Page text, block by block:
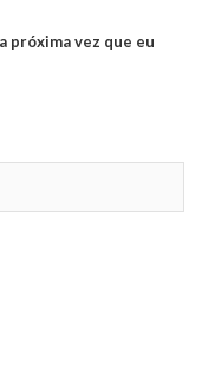
próxima vez que eu